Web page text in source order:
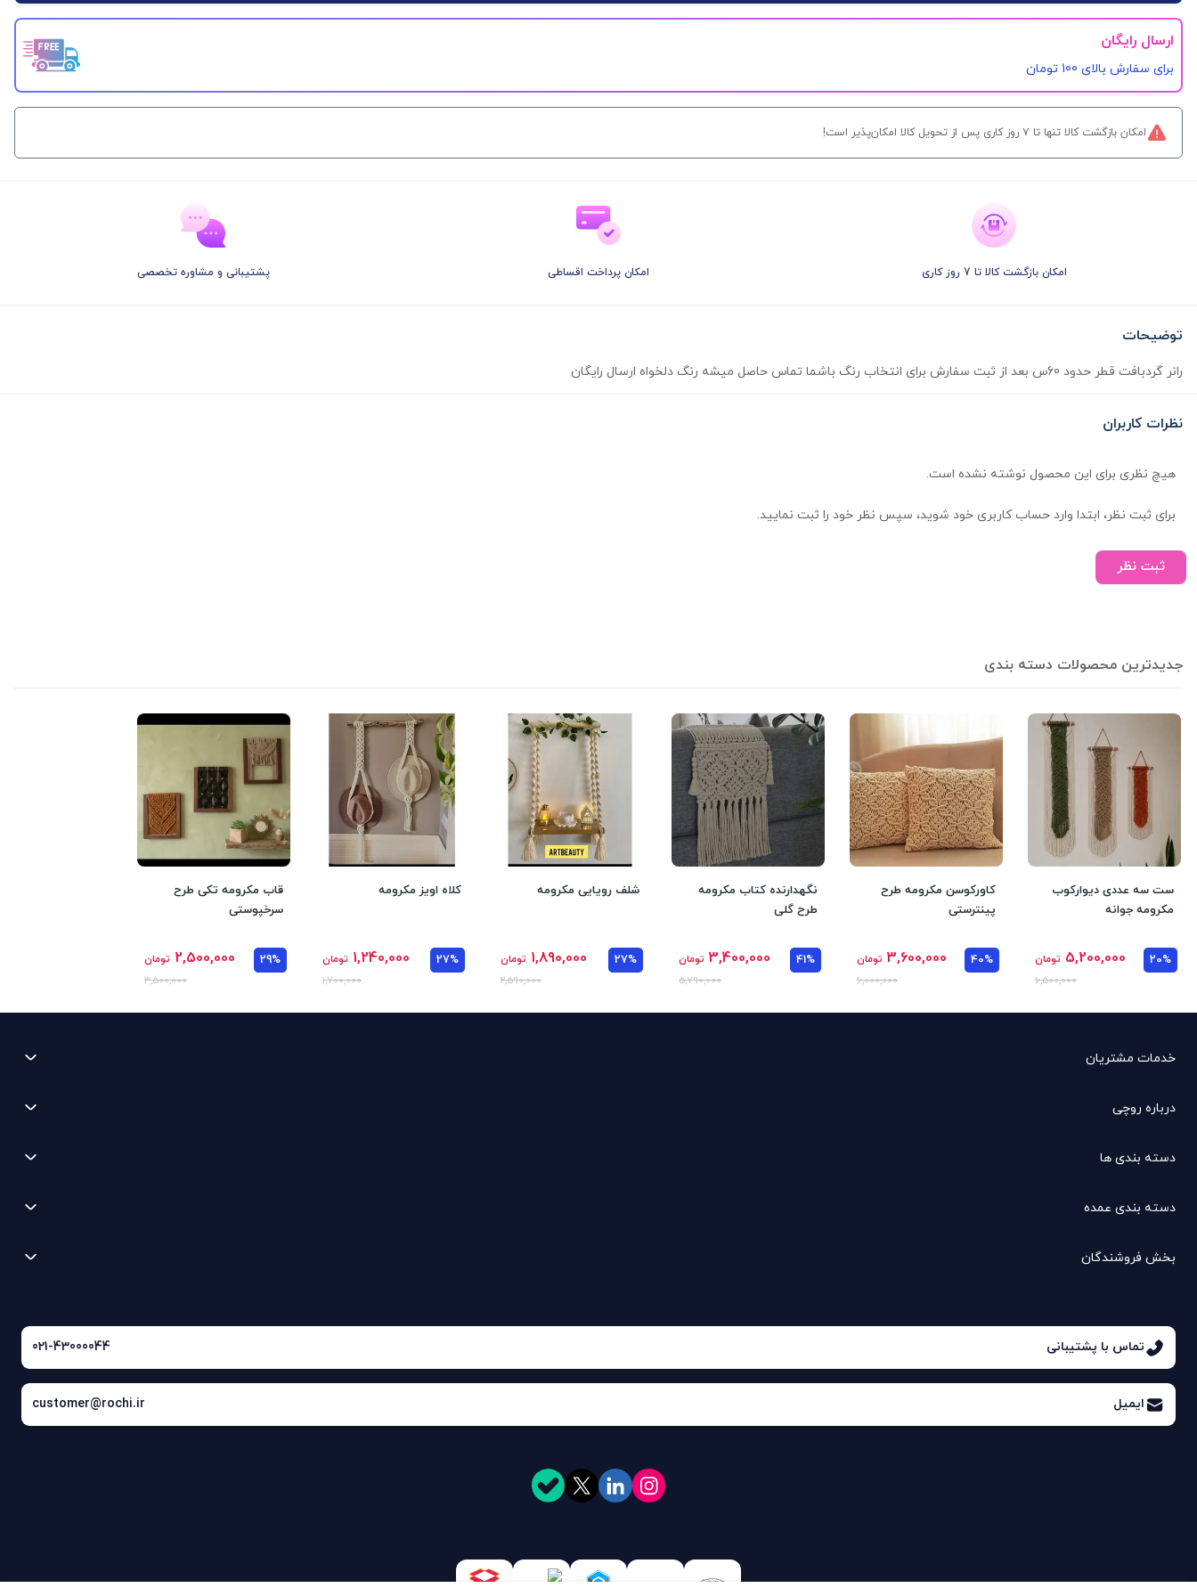
ارسال رایگان
برای سفارش‌ بالای 100 تومان
امکان بازگشت کالا تنها تا ۷ روز کاری پس از تحویل کالا امکان‌پذیر است!
امکان بازگشت کالا تا 7 روز کاری امکان پرداخت اقساطی پشتیبانی و مشاوره تخصصی
توضیحات
رانر گردبافت قطر حدود 60س بعد از ثبت سفارش برای انتخاب رنگ باشما تماس حاصل میشه رنگ دلخواه ارسال رایگان
نظرات کاربران
هیچ نظری برای این محصول نوشته نشده است.
برای ثبت نظر، ابتدا وارد حساب کاربری خود شوید، سپس نظر خود را ثبت نمایید.
ثبت نظر
جدیدترین محصولات دسته بندی
ست سه عددی دیوارکوب
مکرومه جوانه
20%
5,200,000 تومان
6,500,000
کاورکوسن مکرومه طرح
پینترستی
40%
3,600,000 تومان
6,000,000
نگهدارنده کتاب مکرومه
طرح گلی
41%
3,400,000 تومان
5,790,000
شلف رویایی مکرومه
27%
1,890,000 تومان
2,590,000
کلاه اویز مکرومه
27%
1,240,000 تومان
1,700,000
قاب مکرومه تکی طرح
سرخپوستی
29%
2,500,000 تومان
3,500,000
خدمات مشتریان
درباره روچی
دسته بندی ها
دسته بندی عمده
بخش فروشندگان
تماس با پشتیبانی 021-43000044
ایمیل customer@rochi.ir